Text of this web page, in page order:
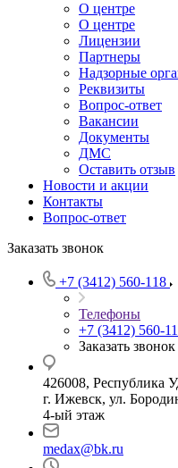
О центре
О центре
Лицензии
Партнеры
Надзорные
Реквизиты
Вопрос-ответ
Вакансии
Документы
ДМС
Оставить отзыв
Новости и акции
Контакты
Вопрос-ответ
Заказать звонок
+7 (3412) 560-118
Телефоны
+7 (3412) 560-
Заказать звонок
426008, Республика
г. Ижевск, ул.
4-ый этаж
medax@bk.ru